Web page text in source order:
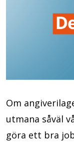
Om
utmana såväl
göra ett bra